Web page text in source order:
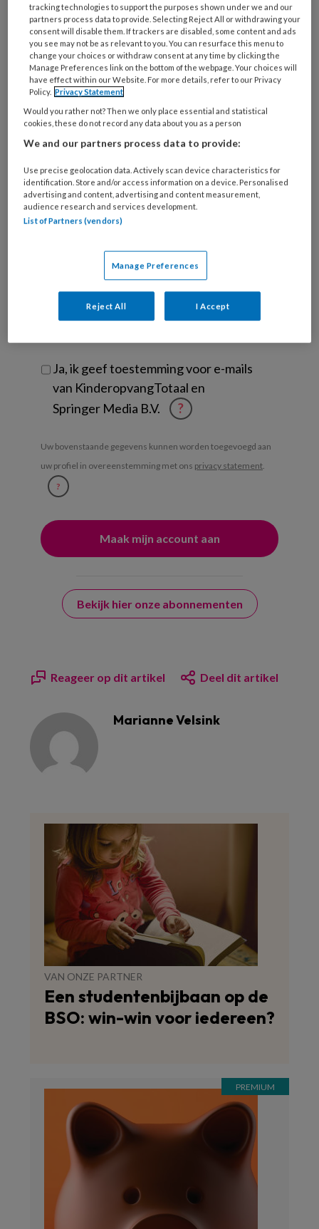
Wat
is
je
e-
mailadres?
* *
Kies
je
wachtwoord*
Kies
je
Bij
welke
organisatie
werk
KinderopvangTotaal nieuwsbrief
Ontvang iedere zondag het
Management Kinderopvang
Ja, ik geef toestemming voor e-mails
van KinderopvangTotaal en
Springer Media B.V.
?
Uw bovenstaande gegevens kunnen worden toegevoegd aan
uw profiel in overeenstemming met ons privacy statement.
?
Bekijk hier onze abonnementen
Reageer op dit artikel Deel dit artikel
Marianne Velsink
VAN ONZE PARTNER
Een studentenbijbaan op de
BSO: win-win voor iedereen?
tracking technologies to support the purposes shown under we and our
partners process data to provide. Selecting Reject All or withdrawing your
consent will disable them. If trackers are disabled, some content and ads
you see may not be as relevant to you. You can resurface this menu to
change your choices or withdraw consent at any time by clicking the
Manage Preferences link on the bottom of the webpage. Your choices will
have effect within our Website. For more details, refer to our Privacy
Policy. Privacy Statement
Would you rather not? Then we only place essential and statistical
cookies, these do not record any data about you as a person
We and our partners process data to provide:
Use precise geolocation data. Actively scan device characteristics for
identification. Store and/or access information on a device. Personalised
advertising and content, advertising and content measurement,
audience research and services development.
List of Partners (vendors)
Manage Preferences
Reject All I Accept